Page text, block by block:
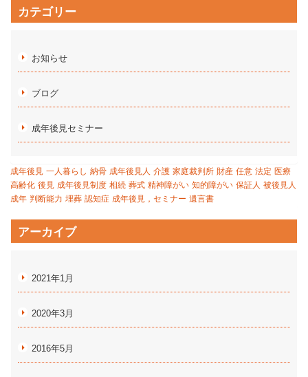
カテゴリー
お知らせ
ブログ
成年後見セミナー
成年後見 一人暮らし 納骨 成年後見人 介護 家庭裁判所 財産 任意 法定 医療
高齢化 後見 成年後見制度 相続 葬式 精神障がい 知的障がい 保証人 被後見人
成年 判断能力 埋葬 認知症 成年後見，セミナー 遺言書
アーカイブ
2021年1月
2020年3月
2016年5月